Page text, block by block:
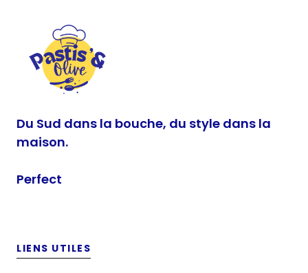
Du Sud dans la bouche, du style dans la
maison.
Perfect
LIENS UTILES